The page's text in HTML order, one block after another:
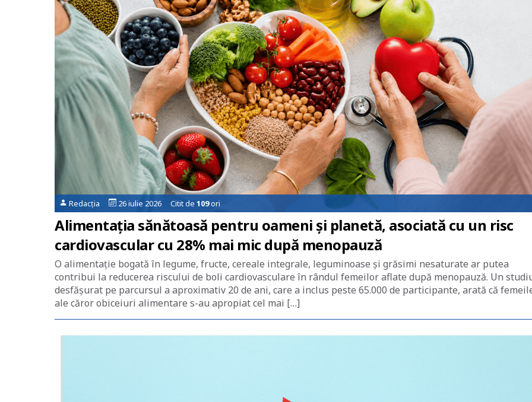
Redacția 26 iulie 2026 Citit de 109ori
Alimentația sănătoasă pentru oameni și planetă, asociată cu un risc
cardiovascular cu 28% mai mic după menopauză
O alimentație bogată în legume, fructe, cereale integrale, leguminoase și grăsimi nesaturate ar putea
contribui la reducerea riscului de boli cardiovasculare în rândul femeilor aflate după menopauză. Un
desfășurat pe parcursul a aproximativ 20 de ani, care a inclus peste 65.000 de participante, arată că
ale căror obiceiuri alimentare s-au apropiat cel mai […]